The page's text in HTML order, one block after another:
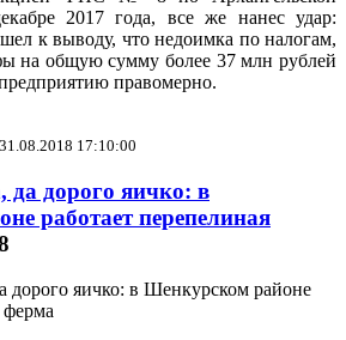
2017 года, все же нанес удар:
к выводу, что недоимка по налогам,
на общую сумму более 37 млн рублей
правомерно.
17:10:00
да дорого яичко: в
работает перепелиная